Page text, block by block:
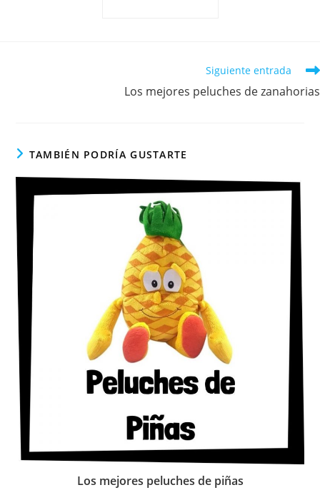
Siguiente entrada
Los mejores peluches de zanahorias
TAMBIÉN PODRÍA GUSTARTE
Los mejores peluches de piñas